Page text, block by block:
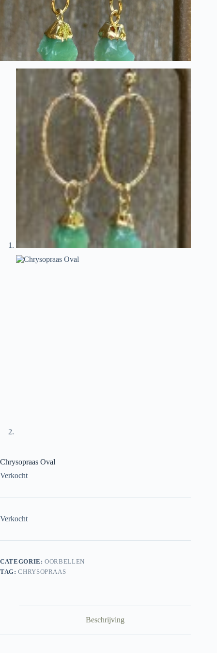
Chrysopraas Oval
Verkocht
Verkocht
CATEGORIE:OORBELLEN
TAG:CHRYSOPRAAS
Beschrijving